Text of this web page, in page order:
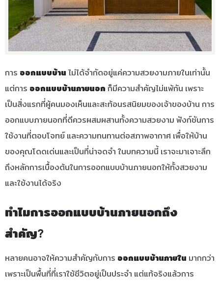
การ ออกแบบบ้าน ไม่ได้จำกัดอยู่แค่ความสวยงามภายในเท่านั้น
แต่การ ออกแบบบ้านภายนอก ก็มีความสำคัญไม่แพ้กัน เพราะ
เป็นสิ่งแรกที่ผู้คนมองเห็นและสะท้อนรสนิยมของเจ้าของบ้าน การ
ออกแบบภายนอกที่ดีควรผสมผสานทั้งความสวยงาม ฟังก์ชันการ
ใช้งานที่ตอบโจทย์ และความทนทานต่อสภาพอากาศ เพื่อให้บ้าน
ของคุณโดดเด่นและเป็นที่น่าจดจำ ในบทความนี้ เราจะมาเจาะลึก
ถึงหลักการเบื้องต้นในการออกแบบบ้านภายนอกให้ทั้งสวยงาม
และใช้งานได้จริง
ทำไมการออกแบบบ้านภายนอกถึง
สำคัญ?
หลายคนอาจให้ความสำคัญกับการ ออกแบบบ้านภายใน มากกว่า
เพราะเป็นพื้นที่ที่เราใช้ชีวิตอยู่เป็นประจำ แต่แท้จริงแล้วการ